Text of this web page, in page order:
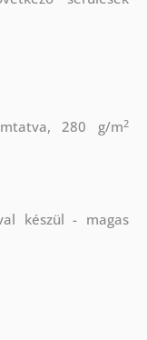
280 g/m2
készül - magas